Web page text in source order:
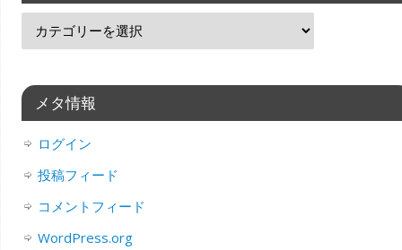
メタ情報
ログイン
投稿フィード
コメントフィード
WordPress.org